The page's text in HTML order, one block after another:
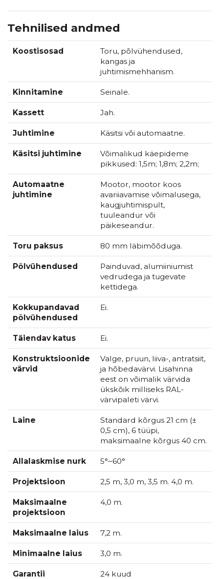
Tehnilised andmed
Koostisosad
Toru, põlvühendused,
kangas ja
juhtimismehhanism.
Kinnitamine Seinale.
Kassett Jah.
Juhtimine Käsitsi või automaatne.
Käsitsi juhtimine
Võimalikud käepideme
pikkused: 1,5m; 1,8m; 2,2m;
Automaatne
juhtimine
Mootor, mootor koos
avariiavamise võimalusega,
kaugjuhtimispult,
tuuleandur või
päikeseandur.
Toru paksus 80 mm läbimõõduga.
Põlvühendused
Painduvad, alumiiniumist
vedrudega ja tugevate
kettidega.
Kokkupandavad
põlvühendused
Ei.
Täiendav katus Ei.
Konstruktsioonide
värvid
Valge, pruun, liiva-, antratsiit,
ja hõbedavärvi. Lisahinna
eest on võimalik värvida
ükskõik milliseks RAL-
värvipaleti värvi.
Laine
Standard kõrgus 21 cm (±
0,5 cm), 6 tüüpi,
maksimaalne kõrgus 40 cm.
Allalaskmise nurk 5°~60°
Projektsioon 2,5 m, 3,0 m, 3,5 m. 4,0 m.
Maksimaalne
projektsioon
4,0 m.
Maksimaalne laius 7,2 m.
Minimaalne laius 3,0 m.
Garantii 24 kuud